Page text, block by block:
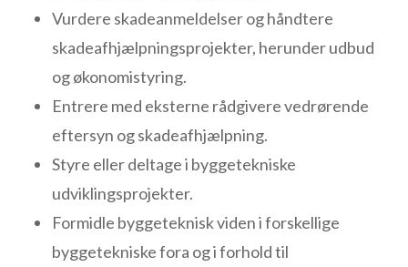
Vurdere skadeanmeldelser og håndtere
skadeafhjælpningsprojekter, herunder udbud
og økonomistyring.
Entrere med eksterne rådgivere vedrørende
eftersyn og skadeafhjælpning.
Styre eller deltage i byggetekniske
udviklingsprojekter.
Formidle byggeteknisk viden i forskellige
byggetekniske fora og i forhold til